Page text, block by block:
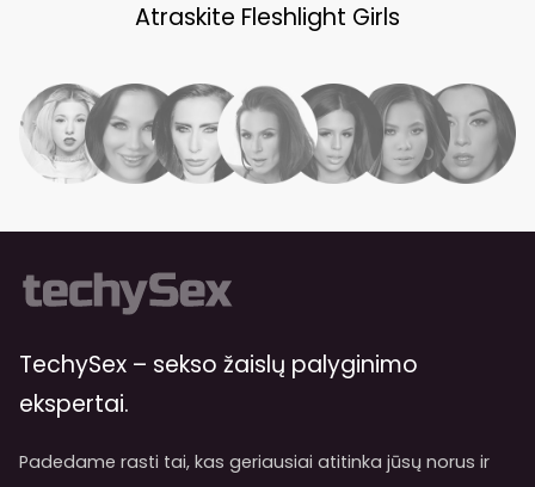
Atraskite Fleshlight Girls
TechySex – sekso žaislų palyginimo
ekspertai.
Padedame rasti tai, kas geriausiai atitinka jūsų norus ir